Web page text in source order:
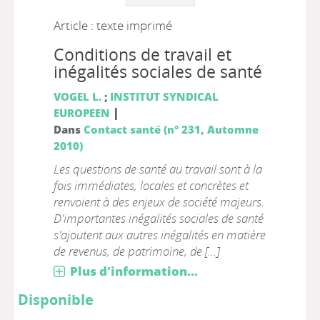
Article : texte imprimé
Conditions de travail et
inégalités sociales de santé
VOGEL L.; INSTITUT SYNDICAL
EUROPEEN |
Dans Contact santé (n° 231, Automne
2010)
Les questions de santé au travail sont à la
fois immédiates, locales et concrètes et
renvoient à des enjeux de société majeurs.
D'importantes inégalités sociales de santé
s'ajoutent aux autres inégalités en matière
de revenus, de patrimoine, de [...]
Plus d'information...
Disponible